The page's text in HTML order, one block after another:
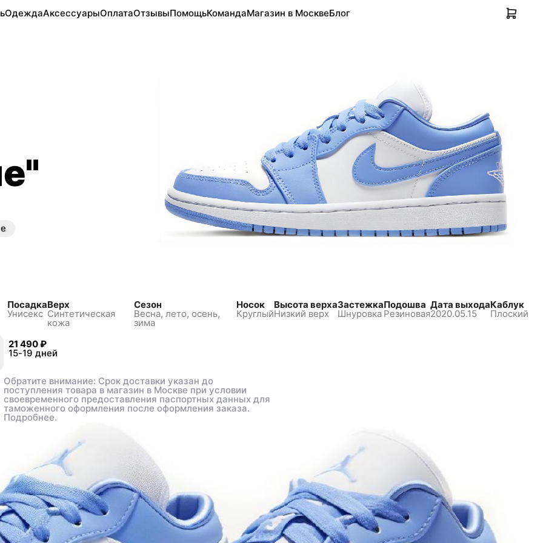
ОдеждаАксессуарыОплатаОтзывыПомощьКомандаМагазин в МосквеБлог
Посадка
Унисекс
Верх
Синтетическая
кожа
Сезон
Весна, лето, осень,
зима
Носок
Круглый
Высота верха
Низкий верх
Застежка
Шнуровка
Подошва
Резиновая
Дата выхода
2020.05.15
Каблук
Плоский
39 40
21 490 ₽
15-19 дней
Обратите внимание: Срок доставки указан до
поступления товара в магазин в Москве при условии
своевременного предоставления паспортных данных для
таможенного оформления после оформления заказа.
Подробнее.
39 40
21 490 ₽
15-19 дней
Обратите внимание: Срок доставки указан до
поступления товара в магазин в Москве при условии
своевременного предоставления паспортных данных для
таможенного оформления после оформления заказа.
Подробнее.